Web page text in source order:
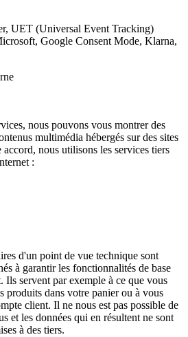
UET (Universal Event Tracking)
Google Consent Mode, Klarna,
nous pouvons vous montrer des
multimédia hébergés sur des sites
nous utilisons les services tiers
:
d'un point de vue technique sont
à garantir les fonctionnalités de base
Ils servent par exemple à ce que vous
produits dans votre panier ou à vous
client. Il ne nous est pas possible de
et les données qui en résultent ne sont
à des tiers.